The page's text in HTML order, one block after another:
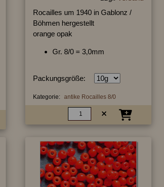
Rocailles um 1940 in Gablonz /
Böhmen hergestellt
orange opak
Gr. 8/0 = 3,0mm
Packungsgröße:
Kategorie: antike Rocailles 8/0